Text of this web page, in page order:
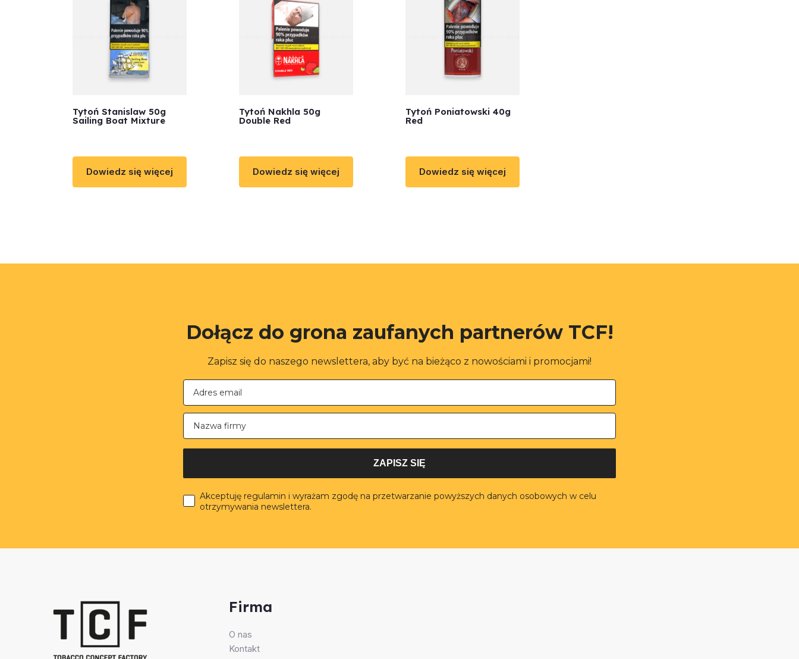
Tytoń Stanislaw 50g
Sailing Boat Mixture
Dowiedz się więcej
Tytoń Nakhla 50g
Double Red
Dowiedz się więcej
Tytoń Poniatowski 40g
Red
Dowiedz się więcej
Dołącz do grona zaufanych partnerów TCF!
Zapisz się do naszego newslettera, aby być na bieżąco z nowościami i promocjami!
Nazwa firmy
ZAPISZ SIĘ
Akceptuję regulamin i wyrażam zgodę na przetwarzanie powyższych danych osobowych w celu
otrzymywania newslettera.
Firma
O nas
Kontakt